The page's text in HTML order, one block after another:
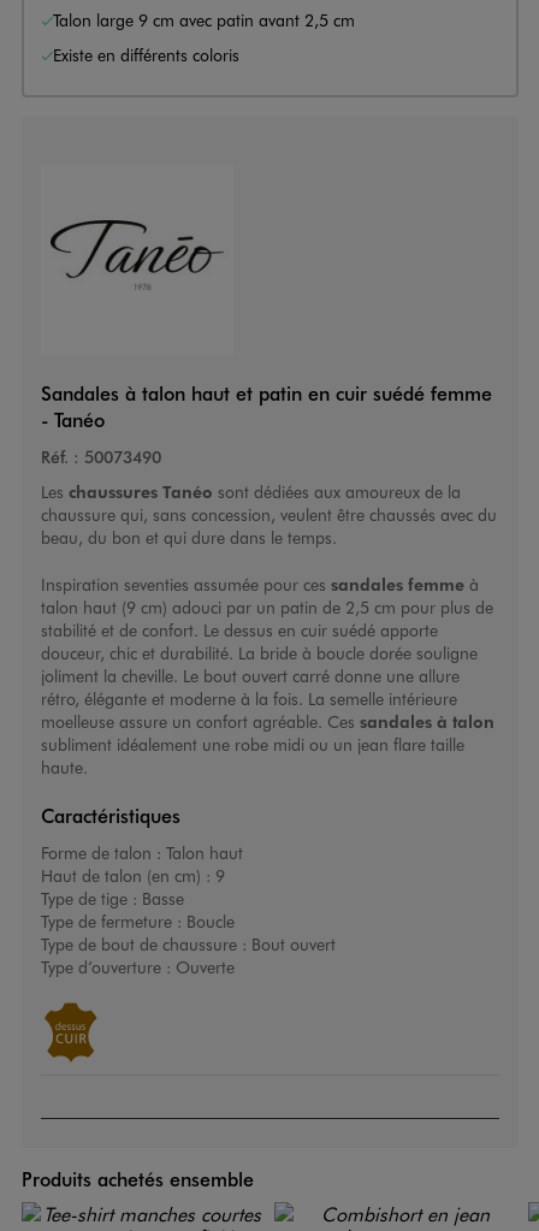
Talon large 9 cm avec patin avant 2,5 cm
Existe en différents coloris
Sandales à talon haut et patin en cuir suédé femme
- Tanéo
Réf. : 50073490
Les chaussures Tanéo sont dédiées aux amoureux de la
chaussure qui, sans concession, veulent être chaussés avec du
beau, du bon et qui dure dans le temps.
Inspiration seventies assumée pour ces sandales femmeà
talon haut (9 cm) adouci par un patin de 2,5 cm pour plus de
stabilité et de confort. Le dessus en cuir suédé apporte
douceur, chic et durabilité. La bride à boucle dorée souligne
joliment la cheville. Le bout ouvert carré donne une allure
rétro, élégante et moderne à la fois. La semelle intérieure
moelleuse assure un confort agréable. Ces sandales à talon
subliment idéalement une robe midi ou un jean flare taille
haute.
Caractéristiques
Forme de talon : Talon haut
Haut de talon (en cm) : 9
Type de tige : Basse
Type de fermeture : Boucle
Type de bout de chaussure : Bout ouvert
Type d’ouverture : Ouverte
Produits achetés ensemble